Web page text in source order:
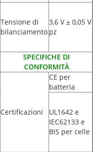
Tensione di
bilanciamento
3,6 V ± 0,05 V
pz
SPECIFICHE DI
CONFORMITÀ
Certificazioni
CE per
batteria
UL1642 e
IEC62133 e
BIS per celle